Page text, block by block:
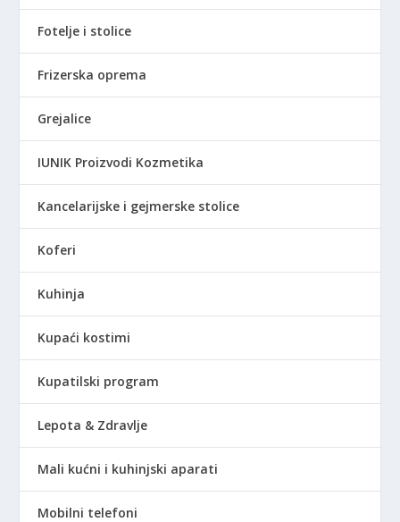
Fotelje i stolice
Frizerska oprema
Grejalice
IUNIK Proizvodi Kozmetika
Kancelarijske i gejmerske stolice
Koferi
Kuhinja
Kupaći kostimi
Kupatilski program
Lepota & Zdravlje
Mali kućni i kuhinjski aparati
Mobilni telefoni